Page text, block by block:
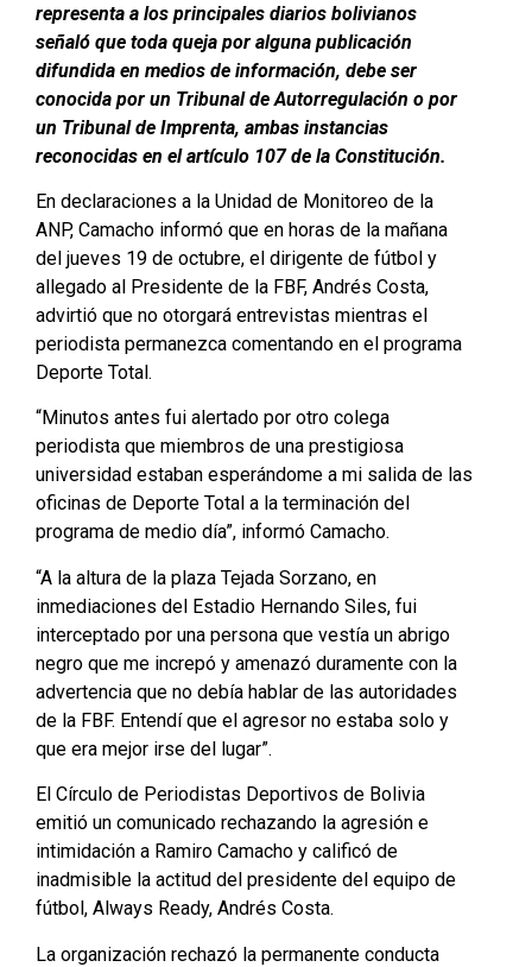
representa a los principales diarios bolivianos
señaló que toda queja por alguna publicación
difundida en medios de información, debe ser
conocida por un Tribunal de Autorregulación o por
un Tribunal de Imprenta, ambas instancias
reconocidas en el artículo 107 de la Constitución.
En declaraciones a la Unidad de Monitoreo de la
ANP, Camacho informó que en horas de la mañana
del jueves 19 de octubre, el dirigente de fútbol y
allegado al Presidente de la FBF, Andrés Costa,
advirtió que no otorgará entrevistas mientras el
periodista permanezca comentando en el programa
Deporte Total.
“Minutos antes fui alertado por otro colega
periodista que miembros de una prestigiosa
universidad estaban esperándome a mi salida de las
oficinas de Deporte Total a la terminación del
programa de medio día”, informó Camacho.
“A la altura de la plaza Tejada Sorzano, en
inmediaciones del Estadio Hernando Siles, fui
interceptado por una persona que vestía un abrigo
negro que me increpó y amenazó duramente con la
advertencia que no debía hablar de las autoridades
de la FBF. Entendí que el agresor no estaba solo y
que era mejor irse del lugar”.
El Círculo de Periodistas Deportivos de Bolivia
emitió un comunicado rechazando la agresión e
intimidación a Ramiro Camacho y calificó de
inadmisible la actitud del presidente del equipo de
fútbol, Always Ready, Andrés Costa.
La organización rechazó la permanente conducta